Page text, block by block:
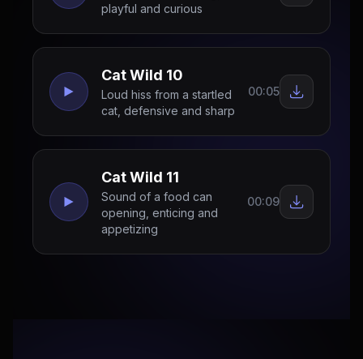
playful and curious
Cat Wild 10
Loud hiss from a startled
cat, defensive and sharp
00:05
Cat Wild 11
Sound of a food can
opening, enticing and
appetizing
00:09